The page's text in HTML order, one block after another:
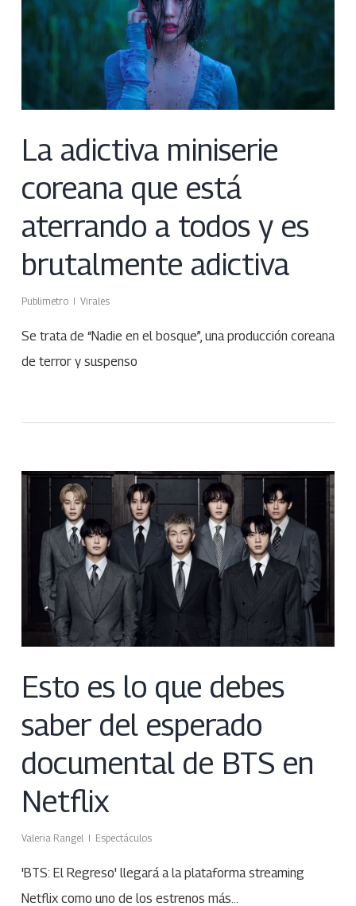
La adictiva miniserie
coreana que está
aterrando a todos y es
brutalmente adictiva
Publimetro Virales
Se trata de “Nadie en el bosque”, una producción coreana
de terror y suspenso
Esto es lo que debes
saber del esperado
documental de BTS en
Netflix
Valeria Rangel Espectáculos
'BTS: El Regreso' llegará a la plataforma streaming
Netflix como uno de los estrenos más…